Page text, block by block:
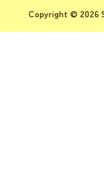
Copyright © 2026